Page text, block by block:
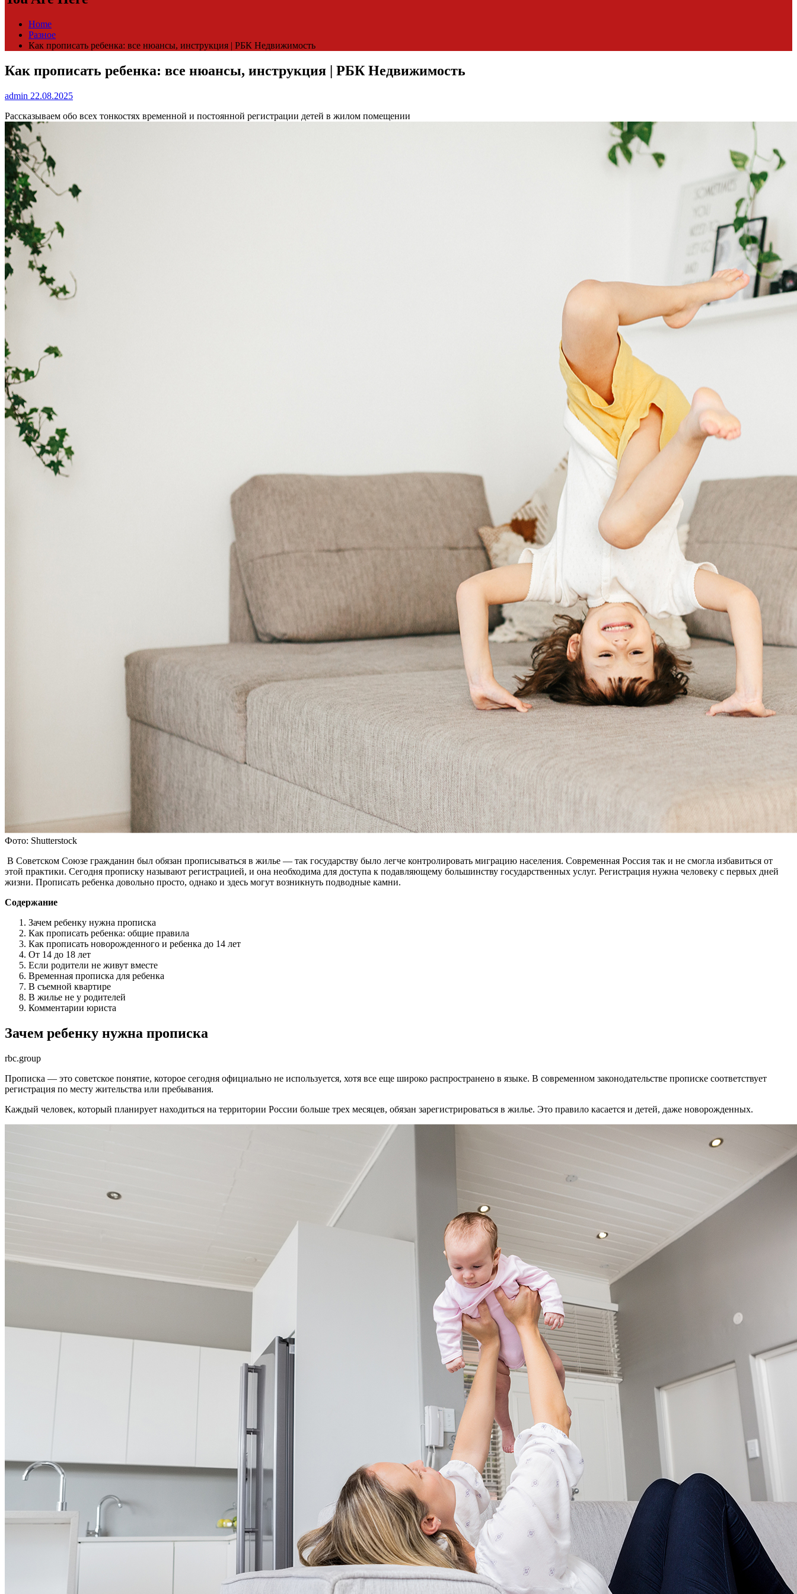
Home
Разное
Как прописать ребенка: все нюансы, инструкция | РБК Недвижимость
Как прописать ребенка: все нюансы, инструкция | РБК Недвижимость
admin 22.08.2025
Рассказываем обо всех тонкостях временной и постоянной регистрации детей в жилом помещении
Фото: Shutterstock
В Советском Союзе гражданин был обязан прописываться в жилье — так государству было легче контролировать миграцию населения. Современная Россия так и не смогла избавиться от
этой практики. Сегодня прописку называют регистрацией, и она необходима для доступа к подавляющему большинству государственных услуг. Регистрация нужна человеку с первых дней
жизни. Прописать ребенка довольно просто, однако и здесь могут возникнуть подводные камни.
Содержание
Зачем ребенку нужна прописка
Как прописать ребенка: общие правила
Как прописать новорожденного и ребенка до 14 лет
От 14 до 18 лет
Если родители не живут вместе
Временная прописка для ребенка
В съемной квартире
В жилье не у родителей
Комментарии юриста
Зачем ребенку нужна прописка
rbc.group
Прописка — это советское понятие, которое сегодня официально не используется, хотя все еще широко распространено в языке. В современном законодательстве прописке соответствует
регистрация по месту жительства или пребывания.
Каждый человек, который планирует находиться на территории России больше трех месяцев, обязан зарегистрироваться в жилье. Это правило касается и детей, даже новорожденных.